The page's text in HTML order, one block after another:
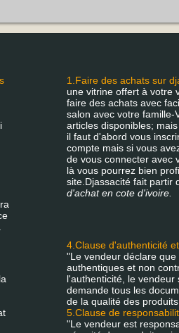
1.Faire des achats sur
une vitrine offert à votre
faire des achats avec
salon avec votre famille-
articles disponibles;
il faut d'abord vous
compte mais si vous
de vous connecter avec
là vous pourrez bien
site.Djassacité fait partir
d'achat en cote d'ivoire.
4.Clause d'authenticité
"Le vendeur déclare
authentiques et non
l'authenticité, le
demande tous les
de la qualité des
5.Clause de
"Le vendeur est